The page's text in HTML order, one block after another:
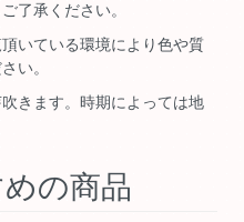
了承ください。
いている環境により色や質
い。
きます。時期によっては地
の商品